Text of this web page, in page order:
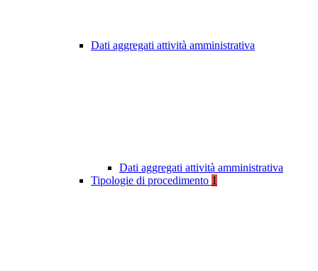
Dati aggregati attività amministrativa
Dati aggregati attività amministrativa
Tipologie di procedimento 1